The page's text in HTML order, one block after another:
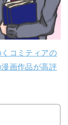
コミティアの
画作品が高評